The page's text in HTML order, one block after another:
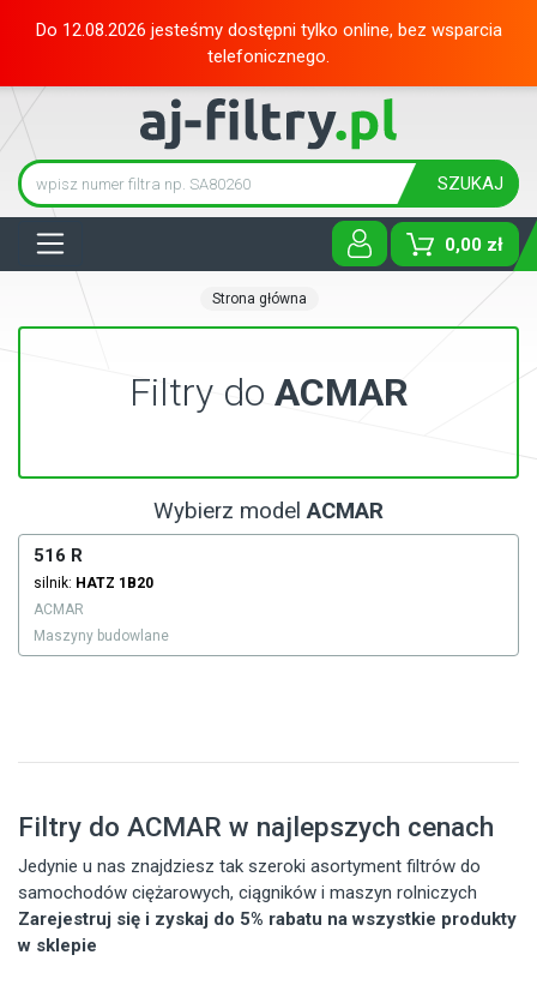
Do 12.08.2026 jesteśmy dostępni tylko online, bez wsparcia
telefonicznego.
SZUKAJ
0,00 zł
Strona główna
Filtry do ACMAR
Wybierz modelACMAR
516 R
silnik: HATZ 1B20
ACMAR
Maszyny budowlane
Filtry do ACMAR w najlepszych cenach
Jedynie u nas znajdziesz tak szeroki asortyment filtrów do
samochodów ciężarowych, ciągników i maszyn rolniczych
Zarejestruj się i zyskaj do 5% rabatu na wszystkie produkty
w sklepie